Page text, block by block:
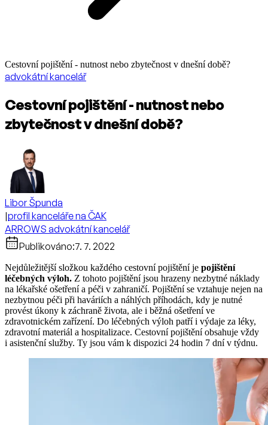
Cestovní pojištění - nutnost nebo zbytečnost v dnešní době?
advokátní kancelář
Cestovní pojištění - nutnost nebo
zbytečnost v dnešní době?
Libor Špunda
|profil kanceláře na ČAK
ARROWS advokátní kancelář
Publikováno:7. 7. 2022
Nejdůležitější složkou každého cestovní pojištění je pojištění
léčebných výloh. Z tohoto pojištění jsou hrazeny nezbytné náklady
na lékařské ošetření a péči v zahraničí. Pojištění se vztahuje nejen na
nezbytnou péči při haváriích a náhlých příhodách, kdy je nutné
provést úkony k záchraně života, ale i běžná ošetření ve
zdravotnickém zařízení. Do léčebných výloh patří i výdaje za léky,
zdravotní materiál a hospitalizace. Cestovní pojištění obsahuje vždy
i asistenční služby. Ty jsou vám k dispozici 24 hodin 7 dní v týdnu.